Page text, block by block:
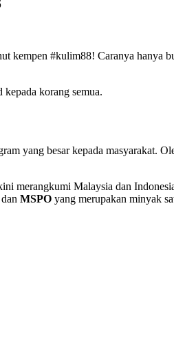
kempen #kulim88! Caranya hanya
korang semua.
yang besar kepada masyarakat.
merangkumi Malaysia dan
dan MSPO yang merupakan minyak